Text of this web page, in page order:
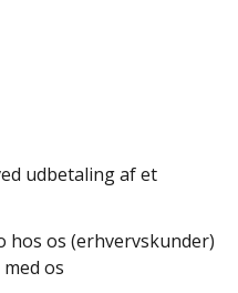
udbetaling af et
os (erhvervskunder)
os